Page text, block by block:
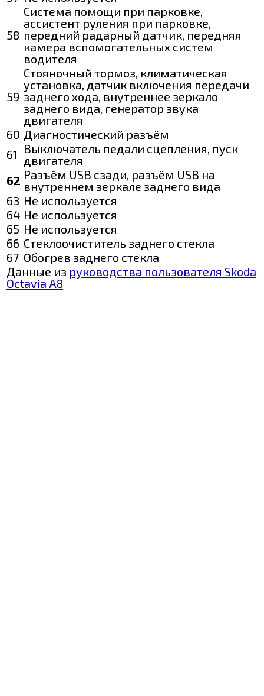
58
Система помощи при парковке,
ассистент руления при парковке,
передний радарный датчик, передняя
камера вспомогательных систем
водителя
59
Стояночный тормоз, климатическая
установка, датчик включения передачи
заднего хода, внутреннее зеркало
заднего вида, генератор звука
двигателя
60 Диагностический разъём
61 Выключатель педали сцепления, пуск
двигателя
62 Разъём USB сзади, разъём USB на
внутреннем зеркале заднего вида
63 Не используется
64 Не используется
65 Не используется
66 Стеклоочиститель заднего стекла
67 Обогрев заднего стекла
Данные из руководства пользователя Skoda
Octavia A8